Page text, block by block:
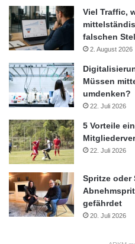
Viel Traffic,
falschen
2. August 2026
Müssen
umdenken?
22. Juli 2026
5 Vorteile
22. Juli 2026
Spritze oder
gefährdet
20. Juli 2026